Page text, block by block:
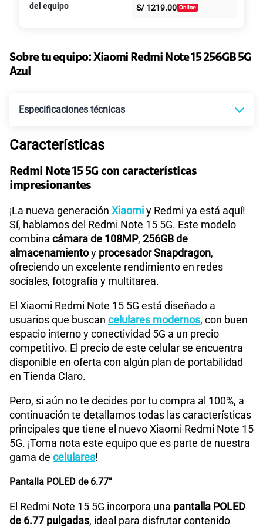
Paga solo
S/ 79.90
50% dto. x 6 meses
Paga solo
S/ 95.90 S/47.95
intereses
del equipo S/ 1219.00
Sobre tu equipo:Xiaomi Redmi Note 15 256GB 5G
Azul
Especificaciones técnicas
Tecnología de Pantalla
Procesador Qualcomm 6 Gen 3
Tamaño de Pantalla
WiFI
Peso
Bluetooth Si
Cámara de fotos Principal
Cámara de fotos Frontal 20 Mpx
Características
Redmi Note 15 5G con características
impresionantes
¡La nueva generación Xiaomiy Redmi ya está aquí!
Sí, hablamos del Redmi Note 15 5G. Este modelo
combina cámara de 108MP, 256GB de
almacenamientoy procesador Snapdragon,
ofreciendo un excelente rendimiento en redes
sociales, fotografía y multitarea.
El Xiaomi Redmi Note 15 5G está diseñado a
usuarios que buscan celulares modernos, con buen
espacio interno y conectividad 5G a un precio
competitivo. El precio de este celular se encuentra
disponible en oferta con algún plan de portabilidad
en Tienda Claro.
Pero, si aún no te decides por tu compra al 100%, a
continuación te detallamos todas las características
principales que tiene el nuevo Xiaomi Redmi Note 15
5G. ¡Toma nota este equipo que es parte de nuestra
gama de celulares!
Pantalla POLED de 6.77”
El Redmi Note 15 5G incorpora una pantalla POLED
de 6.77 pulgadas, ideal para disfrutar contenido